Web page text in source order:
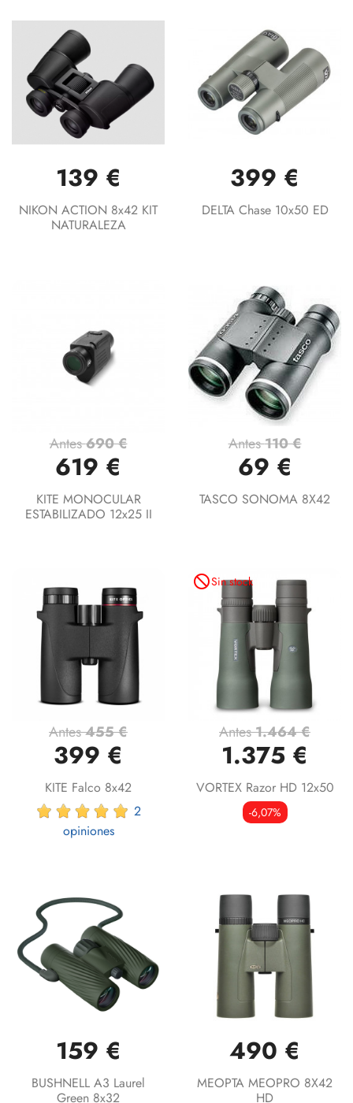
139 €
NIKON ACTION 8x42 KIT
NATURALEZA
399 €
DELTA Chase 10x50 ED
Antes690 €
619 €
KITE MONOCULAR
ESTABILIZADO 12x25 II
Antes110 €
69 €
TASCO SONOMA 8X42
Antes455 €
399 €
KITE Falco 8x42
2
opiniones
not_interestedSin stock
Antes1.464 €
1.375 €
VORTEX Razor HD 12x50
-6,07%
159 €
BUSHNELL A3 Laurel
Green 8x32
490 €
MEOPTA MEOPRO 8X42
HD